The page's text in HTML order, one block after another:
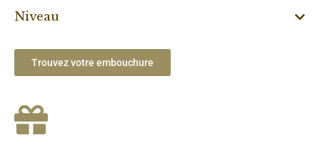
Niveau
Trouvez votre embouchure